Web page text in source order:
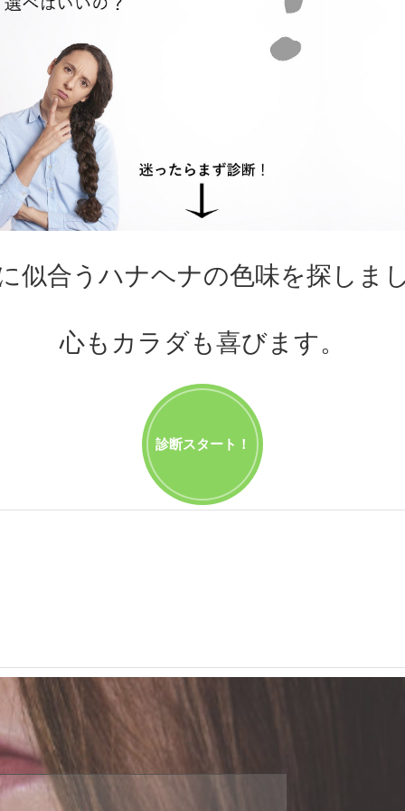
似合うハナヘナの色味を探しま
心もカラダも喜びます。
診断スタート！